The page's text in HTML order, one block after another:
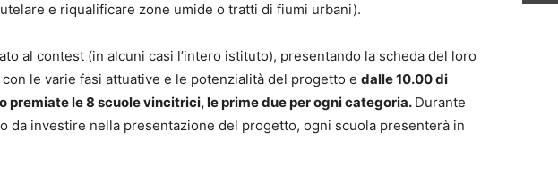
e riqualificare zone umide o tratti di fiumi urbani).
al contest (in alcuni casi l’intero istituto), presentando la scheda del loro
le varie fasi attuative e le potenzialità del progetto e dalle 10.00 di
premiate le 8 scuole vincitrici, le prime due per ogni categoria. Durante
da investire nella presentazione del progetto, ogni scuola presenterà in